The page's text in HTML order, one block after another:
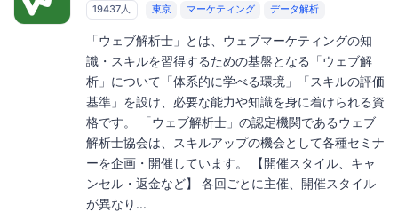
19437人 東京 マーケティング データ解析
「ウェブ解析士」とは、ウェブマーケティングの知
識・スキルを習得するための基盤となる「ウェブ解
析」について「体系的に学べる環境」「スキルの評価
基準」を設け、必要な能力や知識を身に着けられる資
格です。 「ウェブ解析士」の認定機関であるウェブ
解析士協会は、スキルアップの機会として各種セミナ
ーを企画・開催しています。 【開催スタイル、キャ
ンセル・返金など】 各回ごとに主催、開催スタイル
が異なり...